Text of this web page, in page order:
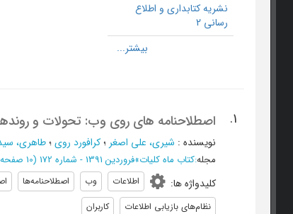
نشریه کتابداری و اطلاع
رسانی 2
1. اصطلاحنامه های روی وب: تحولات و
نویسنده : شیری، علی اصغر ؛کرافورد روی؛طاهری،
مجله:کتاب ماه کلیات»فروردین 1391 - شماره 172 (‎10 صفحه -
کلیدواژه ها: اطلاعات وب اصطلاحنامه‌ها
نظام‌های بازیابی اطلاعات
کاربران